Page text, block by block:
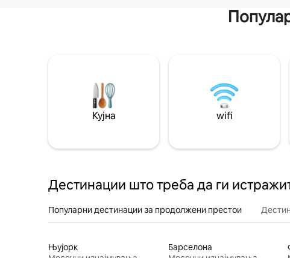
Кујна wifi
Дестинации што треба да ги
Популарни дестинации за продолжени престои
Њујорк
Барселона